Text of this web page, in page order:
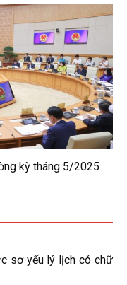
kỳ tháng 5/2025
sơ yếu lý lịch có chữ